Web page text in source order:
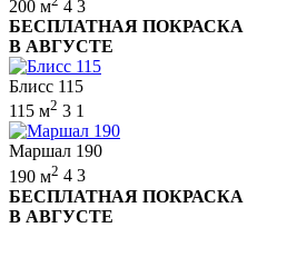
200 м
4 3
БЕСПЛАТНАЯ ПОКРАСКА
В АВГУСТЕ
Блисс 115
115 м2 3 1
Маршал 190
190 м2 4 3
БЕСПЛАТНАЯ ПОКРАСКА
В АВГУСТЕ